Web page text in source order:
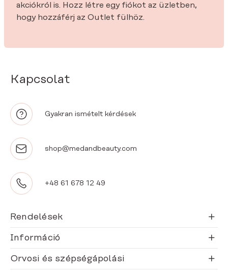
Kapcsolat
Gyakran ismételt kérdések
shop@medandbeauty.com
+48 61 678 12 49
Rendelések
Információ
Orvosi és szépségápolási
akciókról is. Hozz létre egy fiókot az üzletben,
hogy hozzáférj az Outlet fülhöz.